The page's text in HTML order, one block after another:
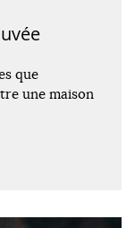
que
une maison